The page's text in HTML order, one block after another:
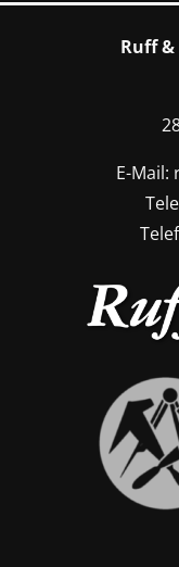
Ruff &
E-Mail: